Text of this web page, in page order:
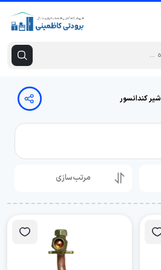
شیر کندانسور
مرتب‌سازی